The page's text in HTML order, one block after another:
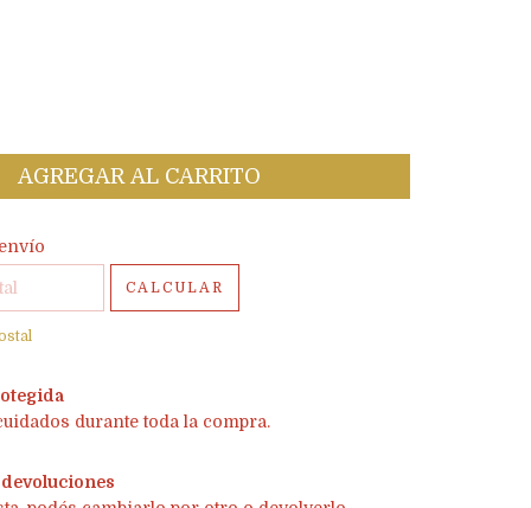
CP:
CALCULAR
durante toda la compra.